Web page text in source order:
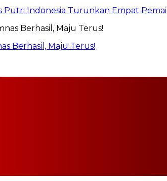
Putri Indonesia Turunkan Empat
Berhasil, Maju Terus!